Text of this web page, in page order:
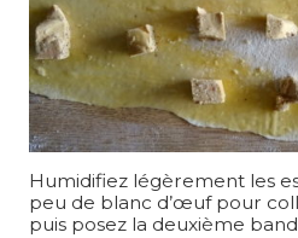
Humidifiez légèrement les
peu de blanc d’œuf pour
puis posez la deuxième